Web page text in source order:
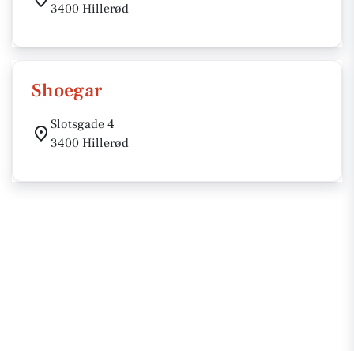
3400 Hillerød
Shoegar
Slotsgade 4
3400 Hillerød